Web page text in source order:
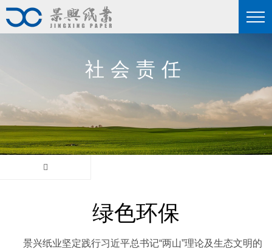
社会责任
绿色环保
景兴纸业坚定践行习近平总书记“两山”理论及生态文明的